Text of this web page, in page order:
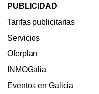
PUBLICIDAD
Tarifas publicitarias
Servicios
Oferplan
INMOGalia
Eventos en Galicia